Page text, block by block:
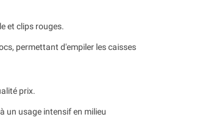
et clips rouges.
permettant d'empiler les caisses
prix.
un usage intensif en milieu